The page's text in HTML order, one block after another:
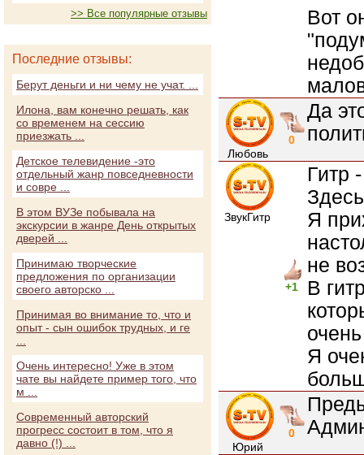
Вот
Любовь
0
Да
ЗвукГитр
+1
Гитр
Я
не
В
Я
Юрий
0
>> Все популярные отзывы
Последние отзывы:
Берут деньги и ни чему не учат. ...
Илона, вам конечно решать, как
со временем на сессию
приезжать ...
Детское телевидение -это
отдельный жанр повседневности
и совре ...
В этом ВУЗе побывала на
экскурсии в жанре День открытых
дверей ...
Принимаю творческие
предложения по организации
своего авторско ...
Принимая во внимание то, что и
опыт - сын ошибок трудных, и ге
Очень интересно! Уже в этом
чате вы найдете пример того, что
м ...
Современный авторский
прогресс состоит в том, что я
давно (!) ...